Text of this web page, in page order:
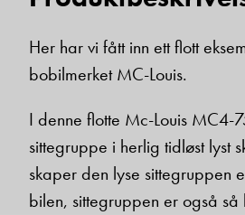
Her har vi fått inn ett flott
bobilmerket MC-Louis.
I denne flotte Mc-Louis MC4-
sittegruppe i herlig tidløst lyst
skaper den lyse sittegruppen
bilen, sittegruppen er også